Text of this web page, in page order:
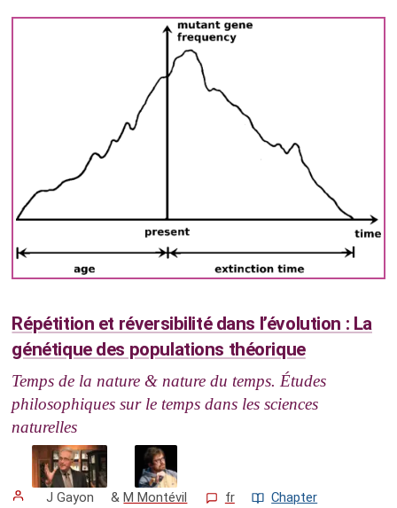
Répétition et réversibilité dans l’évolution : La
génétique des populations théorique
Temps de la nature & nature du temps. Études
philosophiques sur le temps dans les sciences
naturelles
J Gayon & M Montévil fr
Chapter